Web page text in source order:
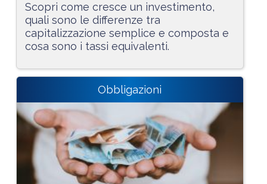
Scopri come cresce un investimento,
quali sono le differenze tra
capitalizzazione semplice e composta e
cosa sono i tassi equivalenti.
Obbligazioni